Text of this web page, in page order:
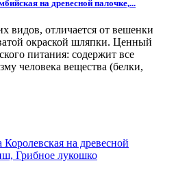
на древесной палочке,...
видов, отличается от вешенки
окраской шляпки. Ценный
питания: содержит все
человека вещества (белки,